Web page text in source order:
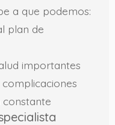
a que podemos:
plan de
importantes